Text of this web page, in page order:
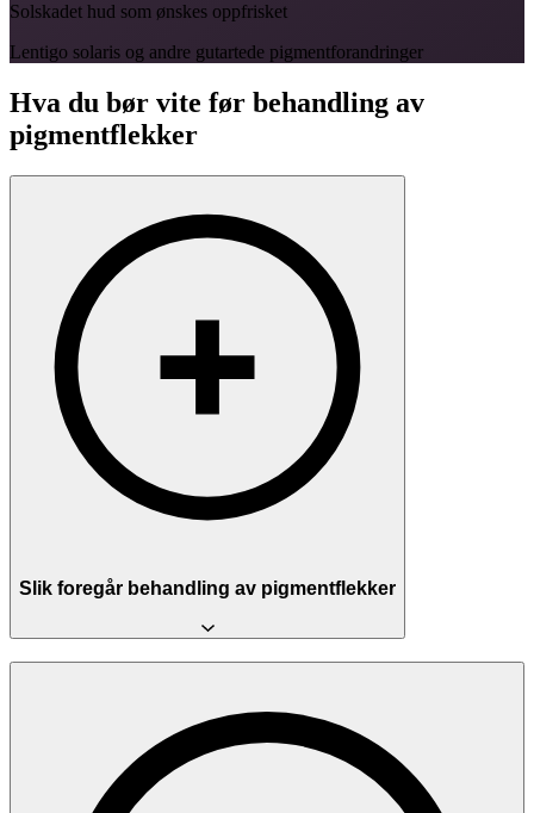
Solskadet hud som ønskes oppfrisket
Lentigo solaris og andre gutartede pigmentforandringer
Hva du bør vite før behandling av
pigmentflekker
Slik foregår behandling av pigmentflekker
Vi begynner med en grundig vurdering av dine pigmentflekker. Det
er viktig å utelukke pigmentforandringer som krever medisinsk
oppfølging. Vi anbefaler behandlingsmetode og legger en plan
tilpasset din hudtype og dine ønsker.